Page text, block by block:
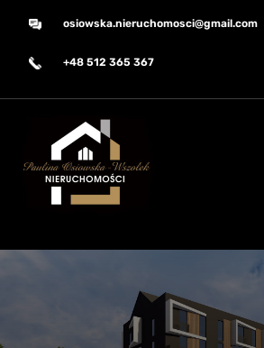
osiowska.nieruchomosci@gmail.com
+48 512 365 367